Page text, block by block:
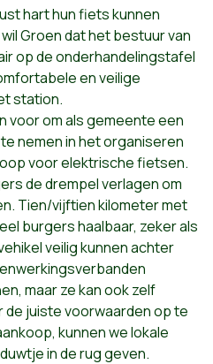
hart hun fiets kunnen
Groen dat het bestuur van
op de onderhandelingstafel
en veilige
station.
voor om als gemeente een
nemen in het organiseren
voor elektrische fietsen.
de drempel verlagen om
Tien/vijftien kilometer met
burgers haalbaar, zeker als
veilig kunnen achter
maar ze kan ook zelf
de juiste voorwaarden op te
kunnen we lokale
in de rug geven.